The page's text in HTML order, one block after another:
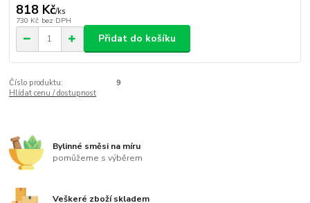
818 Kč/ks
730 Kč bez DPH
Přidat do košíku
Číslo produktu:
9
Hlídat cenu / dostupnost
Bylinné směsi na míru
pomůžeme s výběrem
Veškeré zboží skladem